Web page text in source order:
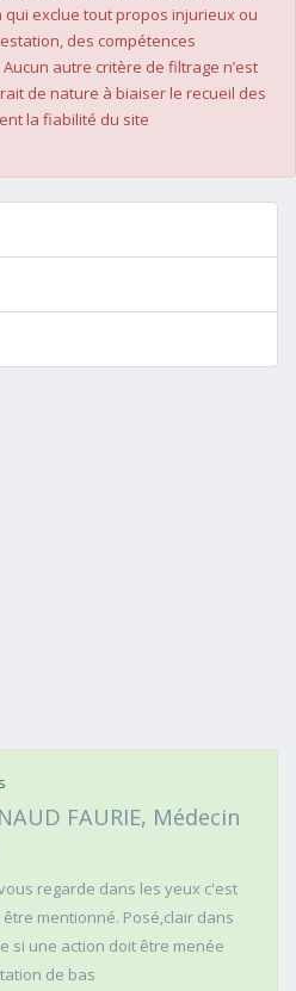
exclue tout propos injurieux ou
des compétences
autre critère de filtrage n’est
de nature à biaiser le recueil des
la fiabilité du site
FAURIE, Médecin
regarde dans les yeux c'est
mentionné. Posé,clair dans
si une action doit être menée
de bas